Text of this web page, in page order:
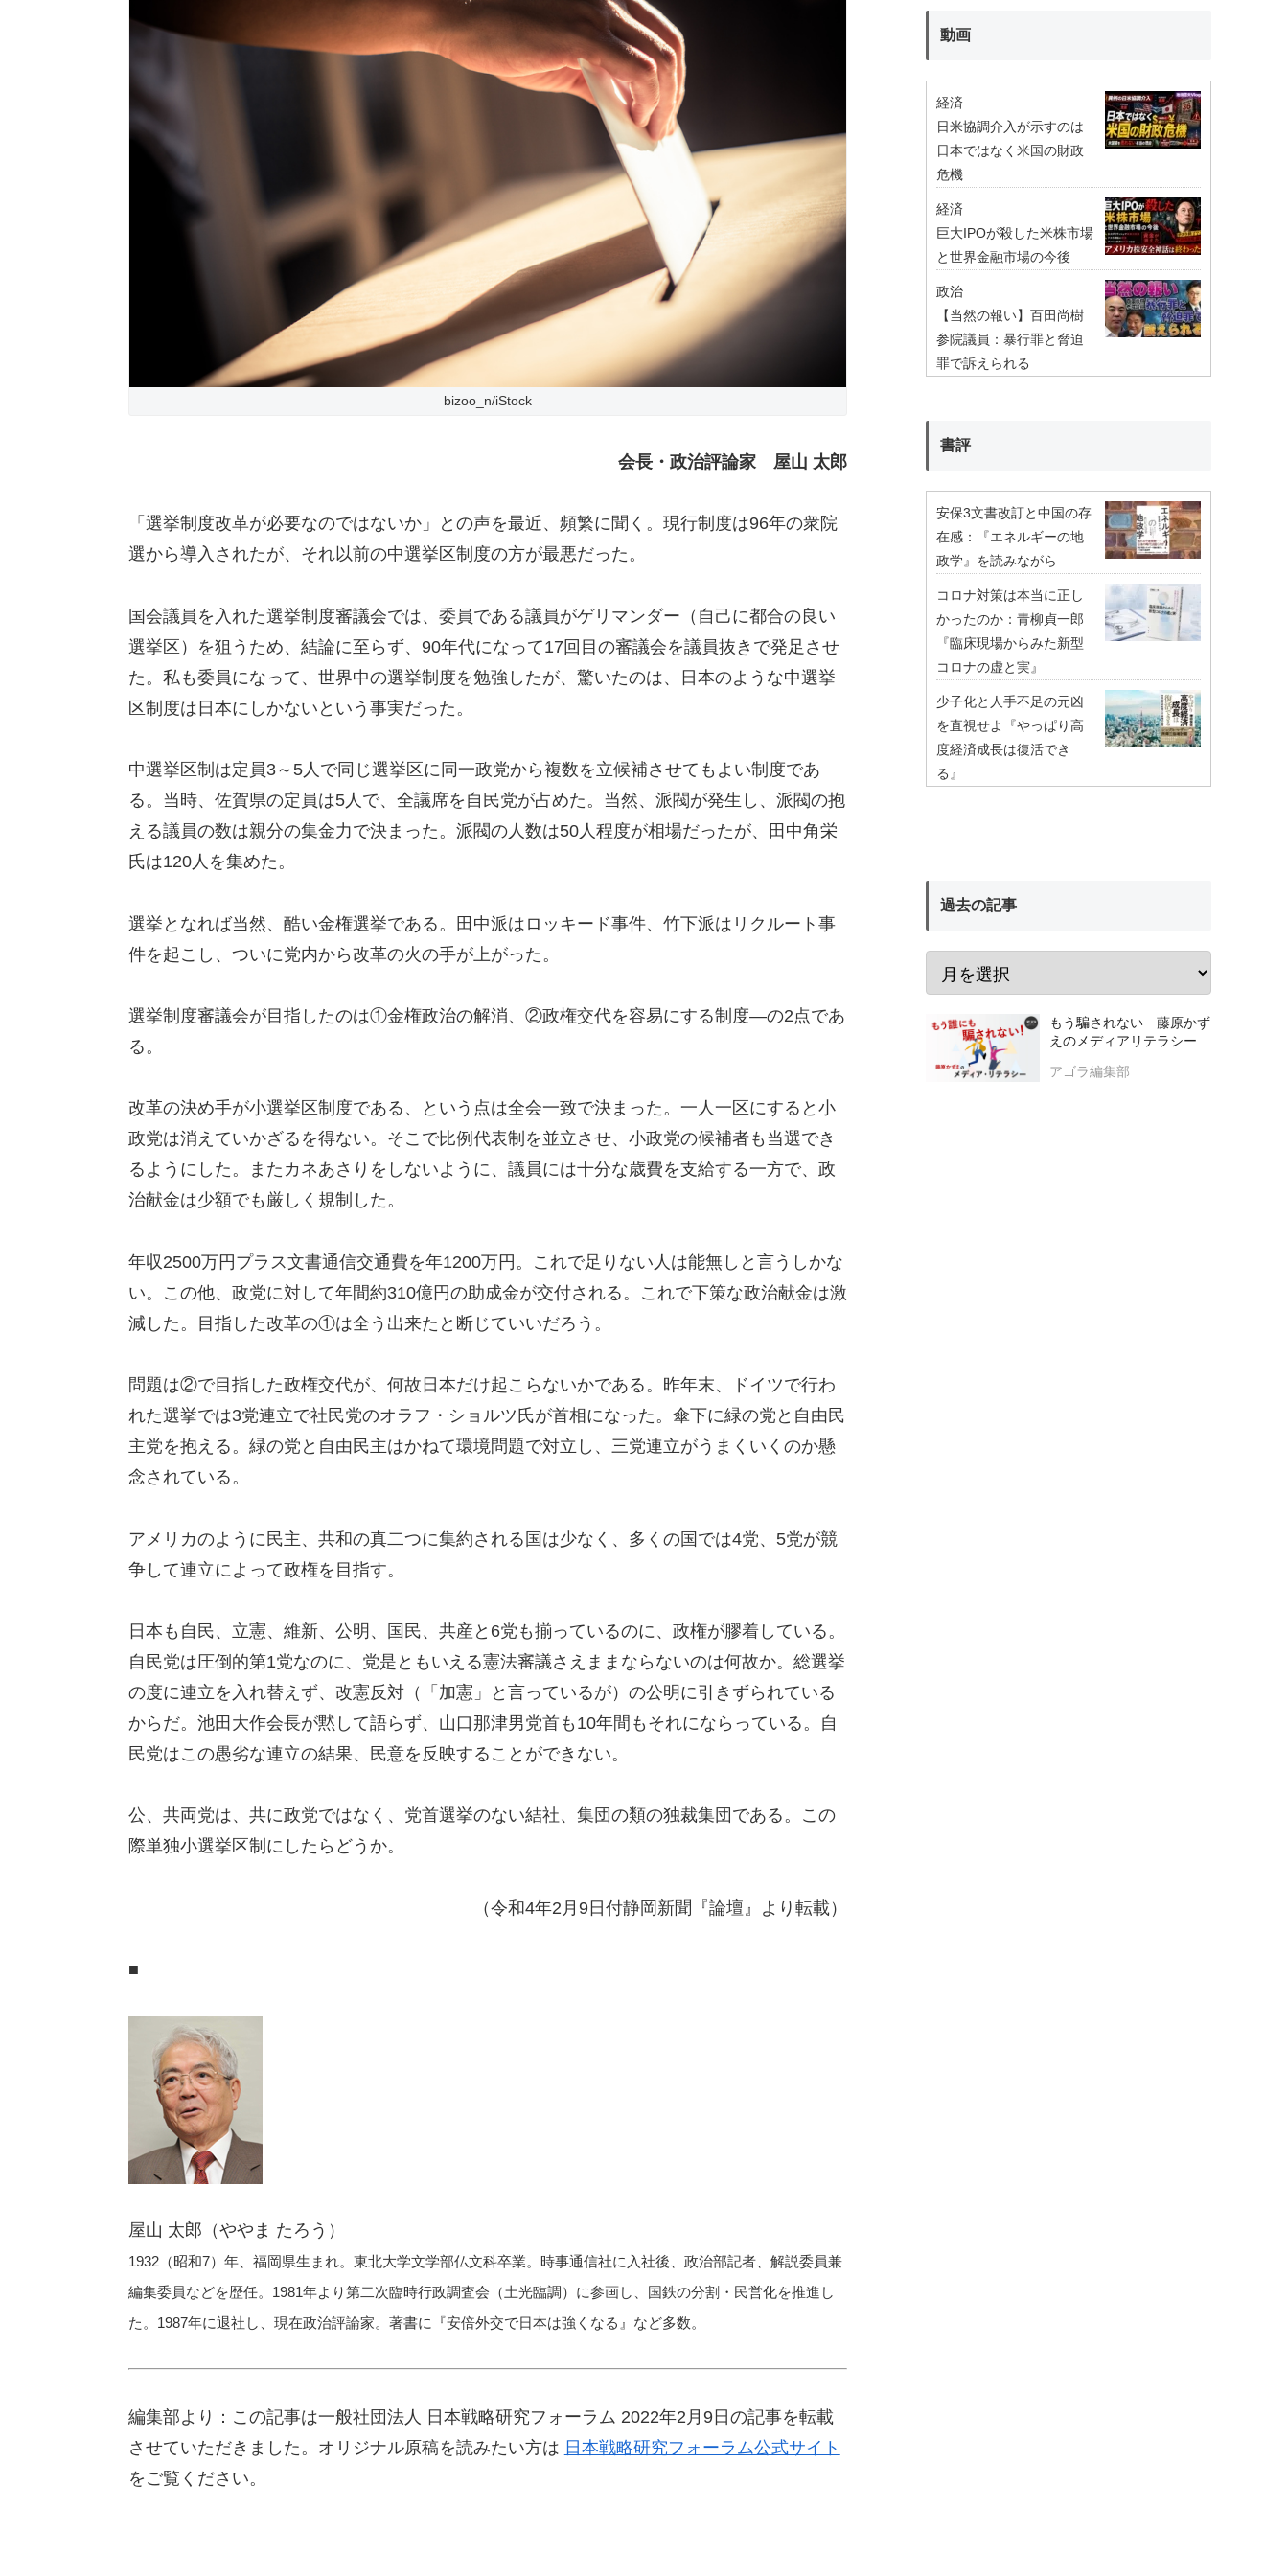
bizoo_n/iStock
会長・政治評論家 屋山 太郎
「選挙制度改革が必要なのではないか」との声を最近、頻繁に聞く。現行制度は96年の衆院
選から導入されたが、それ以前の中選挙区制度の方が最悪だった。
国会議員を入れた選挙制度審議会では、委員である議員がゲリマンダー（自己に都合の良い
選挙区）を狙うため、結論に至らず、90年代になって17回目の審議会を議員抜きで発足させ
た。私も委員になって、世界中の選挙制度を勉強したが、驚いたのは、日本のような中選挙
区制度は日本にしかないという事実だった。
中選挙区制は定員3～5人で同じ選挙区に同一政党から複数を立候補させてもよい制度であ
る。当時、佐賀県の定員は5人で、全議席を自民党が占めた。当然、派閥が発生し、派閥の抱
える議員の数は親分の集金力で決まった。派閥の人数は50人程度が相場だったが、田中角栄
氏は120人を集めた。
選挙となれば当然、酷い金権選挙である。田中派はロッキード事件、竹下派はリクルート事
件を起こし、ついに党内から改革の火の手が上がった。
選挙制度審議会が目指したのは①金権政治の解消、②政権交代を容易にする制度―の2点であ
る。
改革の決め手が小選挙区制度である、という点は全会一致で決まった。一人一区にすると小
政党は消えていかざるを得ない。そこで比例代表制を並立させ、小政党の候補者も当選でき
るようにした。またカネあさりをしないように、議員には十分な歳費を支給する一方で、政
治献金は少額でも厳しく規制した。
年収2500万円プラス文書通信交通費を年1200万円。これで足りない人は能無しと言うしかな
い。この他、政党に対して年間約310億円の助成金が交付される。これで下策な政治献金は激
減した。目指した改革の①は全う出来たと断じていいだろう。
問題は②で目指した政権交代が、何故日本だけ起こらないかである。昨年末、ドイツで行わ
れた選挙では3党連立で社民党のオラフ・ショルツ氏が首相になった。傘下に緑の党と自由民
主党を抱える。緑の党と自由民主はかねて環境問題で対立し、三党連立がうまくいくのか懸
念されている。
アメリカのように民主、共和の真二つに集約される国は少なく、多くの国では4党、5党が競
争して連立によって政権を目指す。
日本も自民、立憲、維新、公明、国民、共産と6党も揃っているのに、政権が膠着している。
自民党は圧倒的第1党なのに、党是ともいえる憲法審議さえままならないのは何故か。総選挙
の度に連立を入れ替えず、改憲反対（「加憲」と言っているが）の公明に引きずられている
からだ。池田大作会長が黙して語らず、山口那津男党首も10年間もそれにならっている。自
民党はこの愚劣な連立の結果、民意を反映することができない。
公、共両党は、共に政党ではなく、党首選挙のない結社、集団の類の独裁集団である。この
際単独小選挙区制にしたらどうか。
（令和4年2月9日付静岡新聞『論壇』より転載）
■
屋山 太郎（ややま たろう）
1932（昭和7）年、福岡県生まれ。東北大学文学部仏文科卒業。時事通信社に入社後、政治部記者、解説委員兼
編集委員などを歴任。1981年より第二次臨時行政調査会（土光臨調）に参画し、国鉄の分割・民営化を推進し
た。1987年に退社し、現在政治評論家。著書に『安倍外交で日本は強くなる』など多数。
編集部より：この記事は一般社団法人 日本戦略研究フォーラム 2022年2月9日の記事を転載
させていただきました。オリジナル原稿を読みたい方は 日本戦略研究フォーラム公式サイト
をご覧ください。
動画
経済
日米協調介入が示すのは
日本ではなく米国の財政
危機
経済
巨大IPOが殺した米株市場
と世界金融市場の今後
政治
【当然の報い】百田尚樹
参院議員：暴行罪と脅迫
罪で訴えられる
書評
安保3文書改訂と中国の存
在感：『エネルギーの地
政学』を読みながら
コロナ対策は本当に正し
かったのか：青柳貞一郎
『臨床現場からみた新型
コロナの虚と実』
少子化と人手不足の元凶
を直視せよ『やっぱり高
度経済成長は復活でき
る』
過去の記事
もう騙されない 藤原かず
えのメディアリテラシー
アゴラ編集部